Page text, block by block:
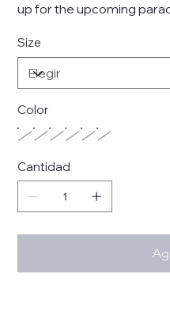
up for the upcoming
Size
Color
Cantidad